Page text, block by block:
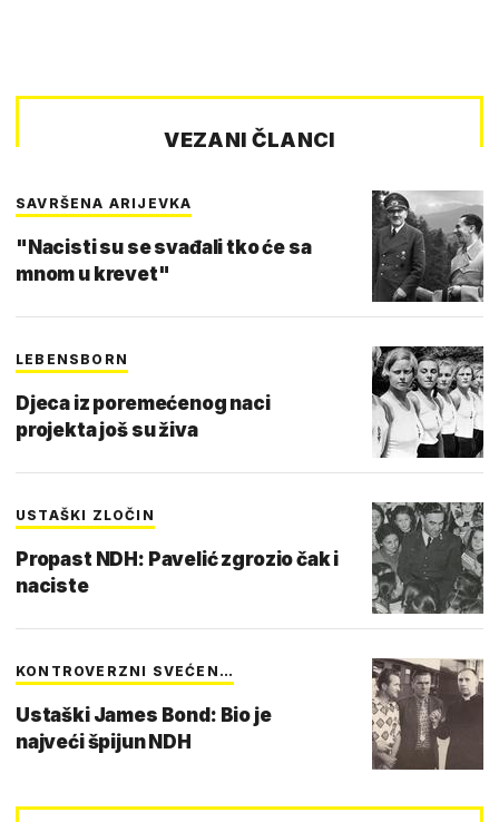
VEZANI ČLANCI
SAVRŠENA ARIJEVKA
"Nacisti su se svađali tko će sa
mnom u krevet"
LEBENSBORN
Djeca iz poremećenog naci
projekta još su živa
USTAŠKI ZLOČIN
Propast NDH: Pavelić zgrozio čak i
naciste
KONTROVERZNI SVEĆEN…
Ustaški James Bond: Bio je
najveći špijun NDH